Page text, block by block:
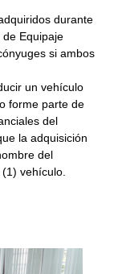
durante
Equipaje
si ambos
un vehículo
forme parte de
del
la adquisición
del
vehículo.